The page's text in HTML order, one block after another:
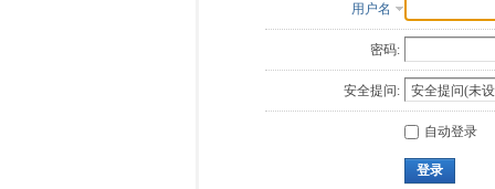
用户名
密码:
安全提问:
自动登录
登录